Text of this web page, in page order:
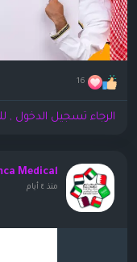
16
الرجاء تسجيل الدخول ,
Medical
منذ ٤ أيام